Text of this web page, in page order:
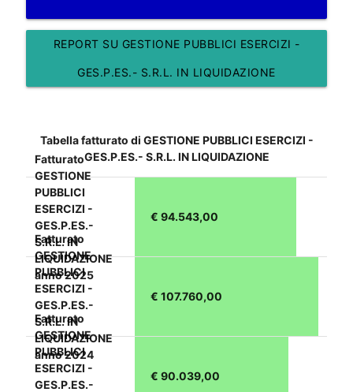
REPORT SU GESTIONE PUBBLICI ESERCIZI -
GES.P.ES.- S.R.L. IN LIQUIDAZIONE
Tabella fatturato di GESTIONE PUBBLICI ESERCIZI -
GES.P.ES.- S.R.L. IN LIQUIDAZIONE
Fatturato
GESTIONE
PUBBLICI
ESERCIZI -
GES.P.ES.-
S.R.L. IN
LIQUIDAZIONE
anno 2025
€ 94.543,00
Fatturato
GESTIONE
PUBBLICI
ESERCIZI -
GES.P.ES.-
S.R.L. IN
LIQUIDAZIONE
anno 2024
€ 107.760,00
Fatturato
GESTIONE
PUBBLICI
ESERCIZI -
GES.P.ES.-
€ 90.039,00